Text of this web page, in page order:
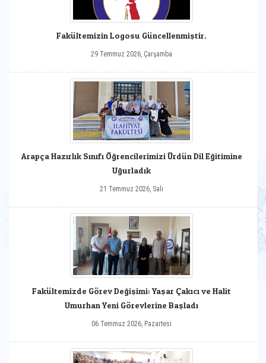
Fakültemizin Logosu Güncellenmiştir.
29 Temmuz 2026, Çarşamba
Arapça Hazırlık Sınıfı Öğrencilerimizi Ürdün Dil Eğitimine
Uğurladık
21 Temmuz 2026, Salı
Fakültemizde Görev Değişimi: Yaşar Çakıcı ve Halit
Umurhan Yeni Görevlerine Başladı
06 Temmuz 2026, Pazartesi